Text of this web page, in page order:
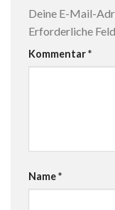
Deine E-Mail-
Erforderliche
Kommentar*
Name*